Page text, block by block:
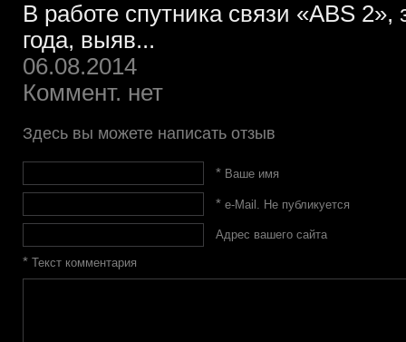
В работе спутника связи «ABS
года, выяв...
06.08.2014
Коммент. нет
Здесь вы можете написать отзыв
*Ваше имя
*e-Mail. Не публикуется
Адрес вашего сайта
* Текст комментария